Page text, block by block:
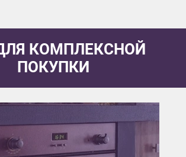
КОМПЛЕКСНОЙ
ПОКУПКИ